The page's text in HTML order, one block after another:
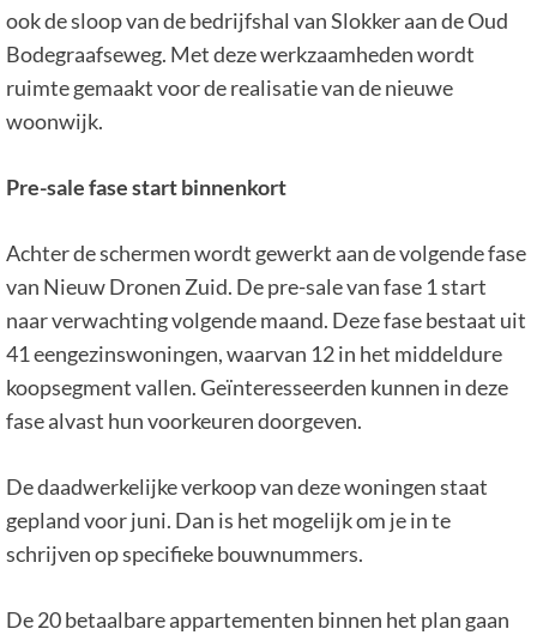
ook de sloop van de bedrijfshal van Slokker aan de Oud
Bodegraafseweg. Met deze werkzaamheden wordt
ruimte gemaakt voor de realisatie van de nieuwe
woonwijk.
Pre-sale fase start binnenkort
Achter de schermen wordt gewerkt aan de volgende fase
van Nieuw Dronen Zuid. De pre-sale van fase 1 start
naar verwachting volgende maand. Deze fase bestaat uit
41 eengezinswoningen, waarvan 12 in het middeldure
koopsegment vallen. Geïnteresseerden kunnen in deze
fase alvast hun voorkeuren doorgeven.
De daadwerkelijke verkoop van deze woningen staat
gepland voor juni. Dan is het mogelijk om je in te
schrijven op specifieke bouwnummers.
De 20 betaalbare appartementen binnen het plan gaan